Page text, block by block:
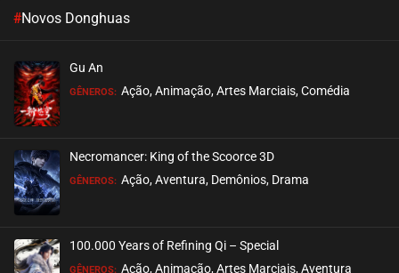
#Novos Donghuas
Gu An
GÊNEROS: Ação, Animação, Artes Marciais, Comédia
Necromancer: King of the Scoorce 3D
GÊNEROS: Ação, Aventura, Demônios, Drama
100.000 Years of Refining Qi – Special
GÊNEROS: Ação, Animação, Artes Marciais, Aventura